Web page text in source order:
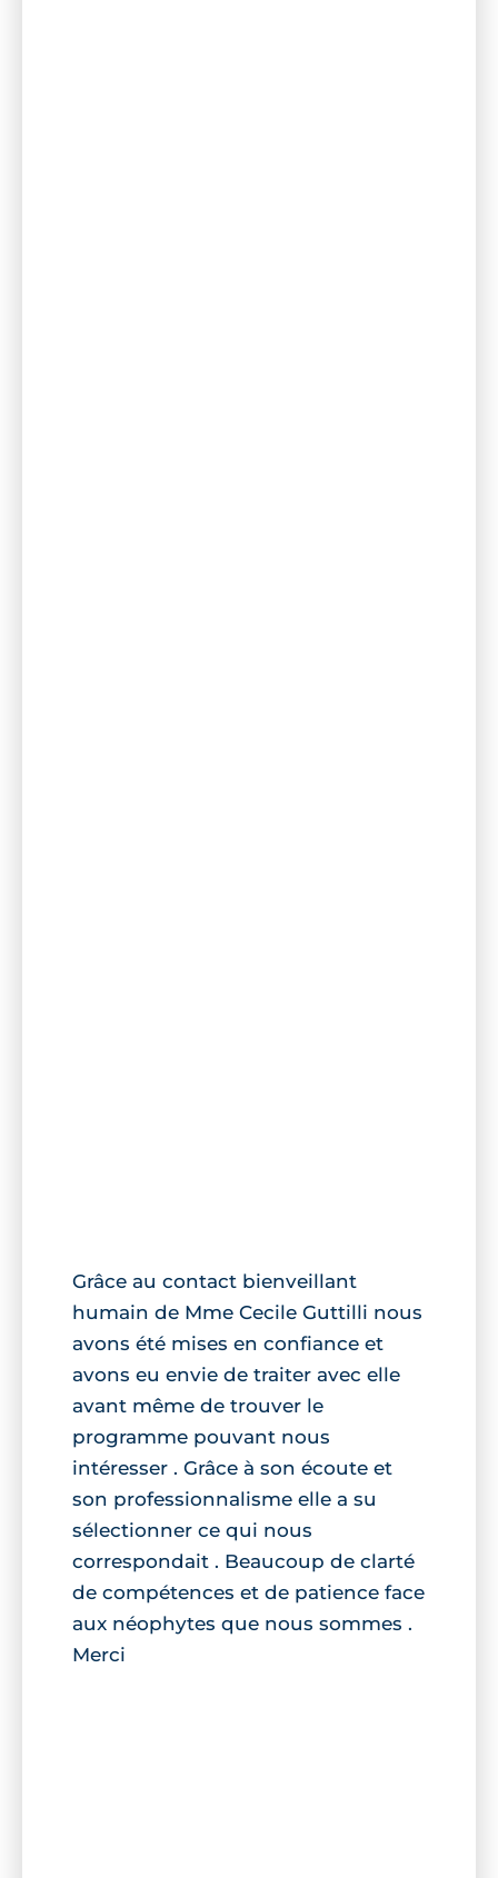
Grâce au contact bienveillant
humain de Mme Cecile Guttilli nous
avons été mises en confiance et
avons eu envie de traiter avec elle
avant même de trouver le
programme pouvant nous
intéresser . Grâce à son écoute et
son professionnalisme elle a su
sélectionner ce qui nous
correspondait . Beaucoup de clarté
de compétences et de patience face
aux néophytes que nous sommes .
Merci